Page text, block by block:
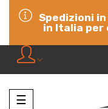
Spedizioni
in Italia per
Navigazione
☰